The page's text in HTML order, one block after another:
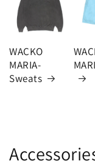
WACKO
MARIA-
Sweats